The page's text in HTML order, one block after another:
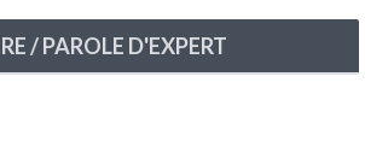
/ PAROLE D'EXPERT